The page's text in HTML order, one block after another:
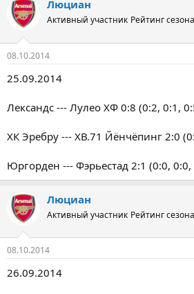
Люциан
Активный участник Рейтинг
08.10.2014
25.09.2014
Лександс --- Лулео ХФ 0:8 (0:2, 0:1,
ХК Эребру --- ХВ.71 Йёнчёпинг 2:0
Юргорден --- Фэрьестад 2:1 (0:0, 0:0,
Люциан
Активный участник Рейтинг
08.10.2014
26.09.2014